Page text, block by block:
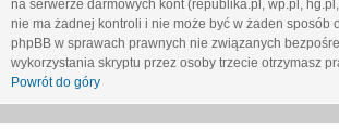
na serwerze darmowych kont (republika.pl, wp.pl,
nie ma żadnej kontroli i nie może być w żaden
phpBB w sprawach prawnych nie związanych
wykorzystania skryptu przez osoby trzecie otrzymasz
Powrót do góry